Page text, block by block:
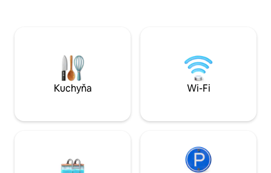
tretia osoba bude spať na rohovej
pohovke v obývacej izbe.
minúty chôdze Regents Park je
vzdialený 3 minúty
na prístup do
Kuchyňa Wi-Fi